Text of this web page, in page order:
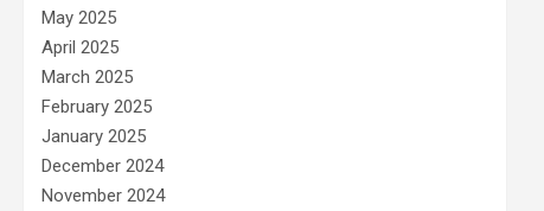
May 2025
April 2025
March 2025
February 2025
January 2025
December 2024
November 2024